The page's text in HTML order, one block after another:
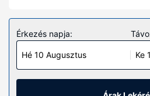
Ezen a szálláshelyen igazán
a(z) 75 egyedi dekorációval
Ingyenes vezeték nélküli internet-
televíziókon nézhető
vendégek kikapcsolódását
fürdőszoba (kizárólag azok,
Érkezés napja:
Hé 10 Augusztus Ke